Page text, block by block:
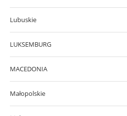
Lubuskie
LUKSEMBURG
MACEDONIA
Małopolskie